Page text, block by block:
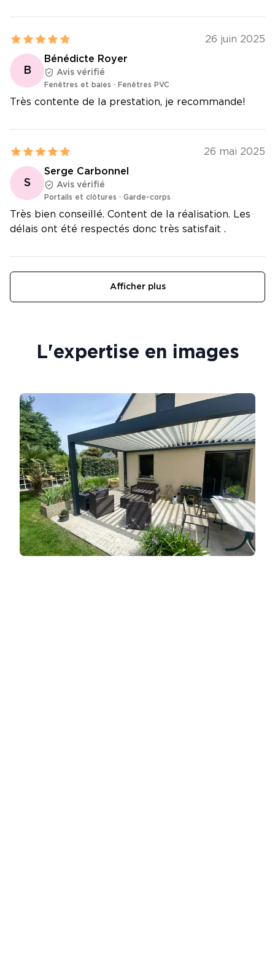
26 juin 2025
B
Bénédicte Royer
Avis vérifié
Fenêtres et baies · Fenêtres PVC
Très contente de la prestation, je recommande!
26 mai 2025
S
Serge Carbonnel
Avis vérifié
Portails et clôtures · Garde-corps
Très bien conseillé. Content de la réalisation. Les
délais ont été respectés donc très satisfait .
Afficher plus
L'expertise en images